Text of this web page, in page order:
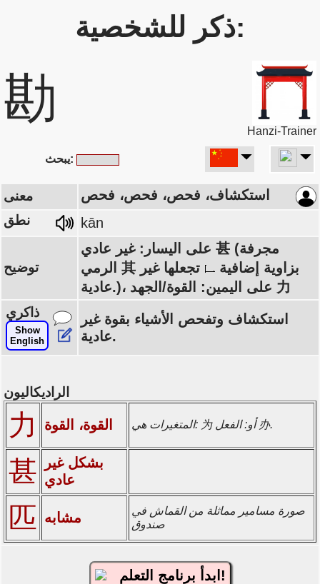
ذكر للشخصية:
勘
Hanzi-Trainer
يبحث:
معنى استكشاف، فحص، فحص، فحص
نطق kān
توضيح
على اليسار: غير عادي 甚 (مجرفة
الرمي 其 بزاوية إضافية
تجعلها غير
عادية.)، على اليمين: القوة/الجهد 力
ذاكري
Show
English
استكشاف وتفحص الأشياء بقوة غير
عادية.
الراديكاليون
力 القوة، القوة المتغيرات هي: 为 أو: الفعل 办.
甚
بشكل غير
عادي
匹 مشابه
صورة مسامير مماثلة من القماش في
صندوق
ابدأ برنامج التعلم!